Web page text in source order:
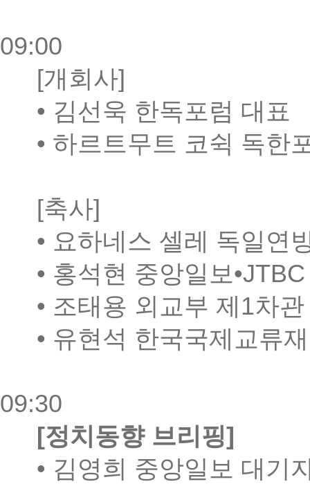
09:00
[개회사]
• 김선욱 한독포럼 대표
• 하르트무트 코쉭 독한
[축사]
• 요하네스 셀레 독일연
• 홍석현 중앙일보
• 조태용 외교부 제 1차관
• 유현석 한국국제교류
09:30
[정치동향 브리핑]
• 김영희 중앙일보 대기